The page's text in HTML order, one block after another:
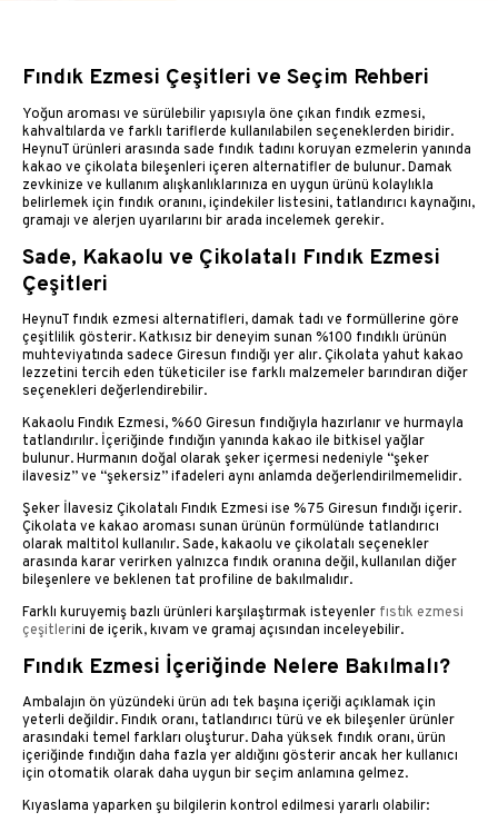
Fındık Ezmesi Çeşitleri ve Seçim Rehberi
Yoğun aroması ve sürülebilir yapısıyla öne çıkan fındık ezmesi,
kahvaltılarda ve farklı tariflerde kullanılabilen seçeneklerden biridir.
HeynuT ürünleri arasında sade fındık tadını koruyan ezmelerin yanında
kakao ve çikolata bileşenleri içeren alternatifler de bulunur. Damak
zevkinize ve kullanım alışkanlıklarınıza en uygun ürünü kolaylıkla
belirlemek için fındık oranını, içindekiler listesini, tatlandırıcı kaynağını,
gramajı ve alerjen uyarılarını bir arada incelemek gerekir.
Sade, Kakaolu ve Çikolatalı Fındık Ezmesi
Çeşitleri
HeynuT fındık ezmesi alternatifleri, damak tadı ve formüllerine göre
çeşitlilik gösterir. Katkısız bir deneyim sunan %100 fındıklı ürünün
muhteviyatında sadece Giresun fındığı yer alır. Çikolata yahut kakao
lezzetini tercih eden tüketiciler ise farklı malzemeler barındıran diğer
seçenekleri değerlendirebilir.
Kakaolu Fındık Ezmesi, %60 Giresun fındığıyla hazırlanır ve hurmayla
tatlandırılır. İçeriğinde fındığın yanında kakao ile bitkisel yağlar
bulunur. Hurmanın doğal olarak şeker içermesi nedeniyle “şeker
ilavesiz” ve “şekersiz” ifadeleri aynı anlamda değerlendirilmemelidir.
Şeker İlavesiz Çikolatalı Fındık Ezmesi ise %75 Giresun fındığı içerir.
Çikolata ve kakao aroması sunan ürünün formülünde tatlandırıcı
olarak maltitol kullanılır. Sade, kakaolu ve çikolatalı seçenekler
arasında karar verirken yalnızca fındık oranına değil, kullanılan diğer
bileşenlere ve beklenen tat profiline de bakılmalıdır.
Farklı kuruyemiş bazlı ürünleri karşılaştırmak isteyenler fıstık ezmesi
çeşitlerini de içerik, kıvam ve gramaj açısından inceleyebilir.
Fındık Ezmesi İçeriğinde Nelere Bakılmalı?
Ambalajın ön yüzündeki ürün adı tek başına içeriği açıklamak için
yeterli değildir. Fındık oranı, tatlandırıcı türü ve ek bileşenler ürünler
arasındaki temel farkları oluşturur. Daha yüksek fındık oranı, ürün
içeriğinde fındığın daha fazla yer aldığını gösterir ancak her kullanıcı
için otomatik olarak daha uygun bir seçim anlamına gelmez.
Kıyaslama yaparken şu bilgilerin kontrol edilmesi yararlı olabilir: